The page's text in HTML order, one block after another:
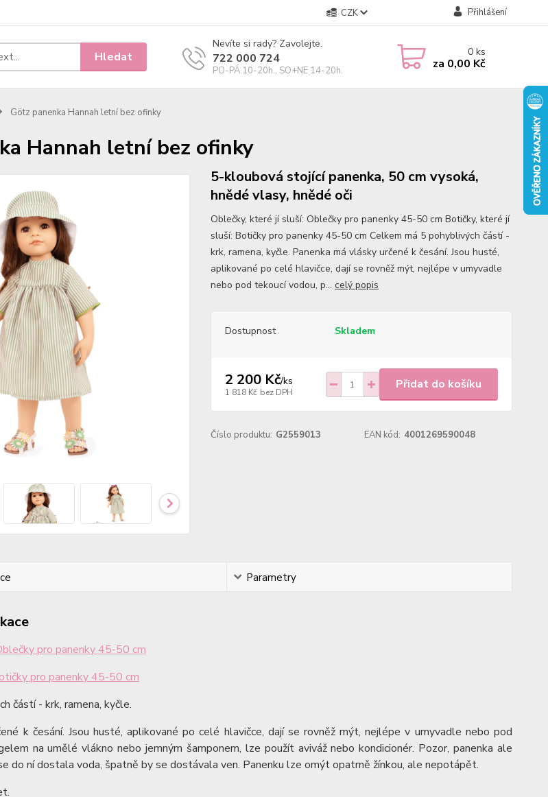
CZK Přihlášení
Hledat
Nevíte si rady? Zavolejte.
722 000 724
PO-PÁ 10-20h., SO+NE 14-20h.
0ks
za 0,00 Kč
Götz panenka Hannah letní bez ofinky
Hannah letní bez ofinky
5-kloubová stojící panenka, 50 cm vysoká,
hnědé vlasy, hnědé oči
Oblečky, které jí sluší: Oblečky pro panenky 45-50 cm Botičky, které jí
sluší: Botičky pro panenky 45-50 cm Celkem má 5 pohyblivých částí -
krk, ramena, kyčle. Panenka má vlásky určené k česání. Jsou husté,
aplikované po celé hlavičce, dají se rovněž mýt, nejlépe v umyvadle
nebo pod tekoucí vodou, p... celý popis
Dostupnost Skladem
2 200 Kč/ks
1 818 Kč bez DPH
Přidat do košíku
Číslo produktu: G2559013 EAN kód: 4001269590048
Parametry
pro panenky 45-50 cm
pro panenky 45-50 cm
částí - krk, ramena, kyčle.
k česání. Jsou husté, aplikované po celé hlavičce, dají se rovněž mýt, nejlépe v umyvadle nebo pod
na umělé vlákno nebo jemným šamponem, lze použít aviváž nebo kondicionér. Pozor, panenka ale
do ní dostala voda, špatně by se dostávala ven. Panenku lze omýt opatrně žínkou, ale nepotápět.